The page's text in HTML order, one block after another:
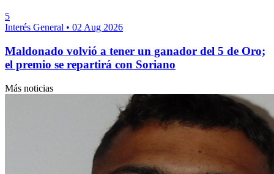
5
Interés General • 02 Aug 2026
Maldonado volvió a tener un ganador del 5 de Oro;
el premio se repartirá con Soriano
Más noticias